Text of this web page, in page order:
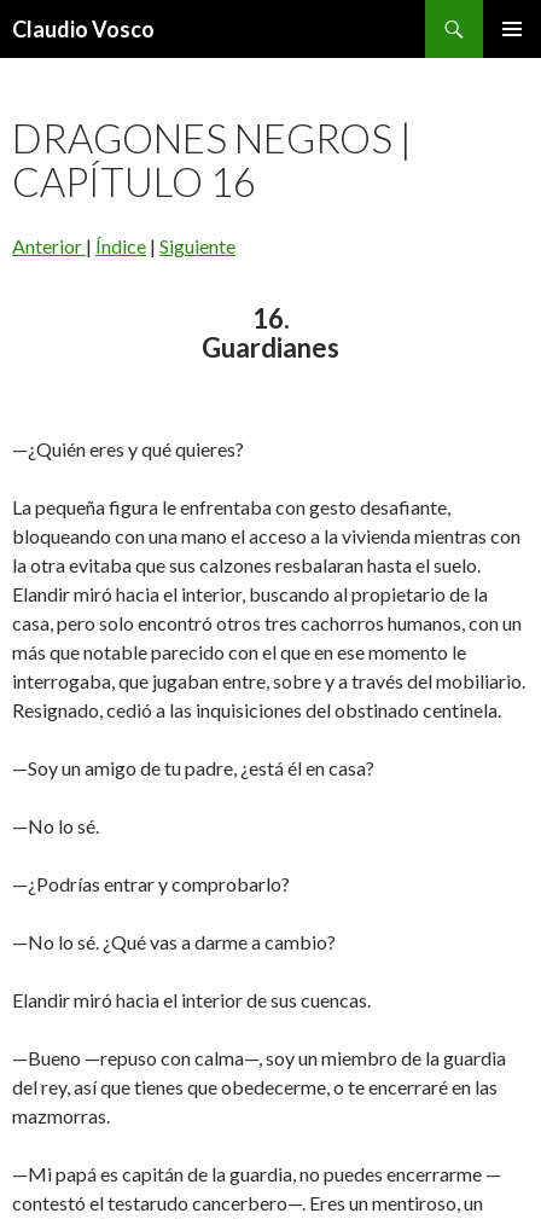
Claudio Vosco
DRAGONES NEGROS |
CAPÍTULO 16
Anterior | Índice | Siguiente
16.
Guardianes
—¿Quién eres y qué quieres?
La pequeña figura le enfrentaba con gesto desafiante,
bloqueando con una mano el acceso a la vivienda mientras con
la otra evitaba que sus calzones resbalaran hasta el suelo.
Elandir miró hacia el interior, buscando al propietario de la
casa, pero solo encontró otros tres cachorros humanos, con un
más que notable parecido con el que en ese momento le
interrogaba, que jugaban entre, sobre y a través del mobiliario.
Resignado, cedió a las inquisiciones del obstinado centinela.
—Soy un amigo de tu padre, ¿está él en casa?
—No lo sé.
—¿Podrías entrar y comprobarlo?
—No lo sé. ¿Qué vas a darme a cambio?
Elandir miró hacia el interior de sus cuencas.
—Bueno —repuso con calma—, soy un miembro de la guardia
del rey, así que tienes que obedecerme, o te encerraré en las
mazmorras.
—Mi papá es capitán de la guardia, no puedes encerrarme —
contestó el testarudo cancerbero—. Eres un mentiroso, un